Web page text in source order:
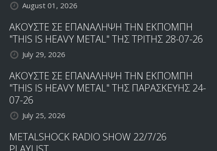
August 01, 2026
ΑΚΟΥΣΤΕ ΣΕ ΕΠΑΝΑΛΗΨΗ ΤΗΝ ΕΚΠΟΜΠΗ
"THIS IS HEAVY METAL" ΤΗΣ ΤΡΙΤΗΣ 28-07-26
July 29, 2026
ΑΚΟΥΣΤΕ ΣΕ ΕΠΑΝΑΛΗΨΗ ΤΗΝ ΕΚΠΟΜΠΗ
"THIS IS HEAVY METAL" ΤΗΣ ΠΑΡΑΣΚΕΥΗΣ 24-
07-26
July 25, 2026
METALSHOCK RADIO SHOW 22/7/26